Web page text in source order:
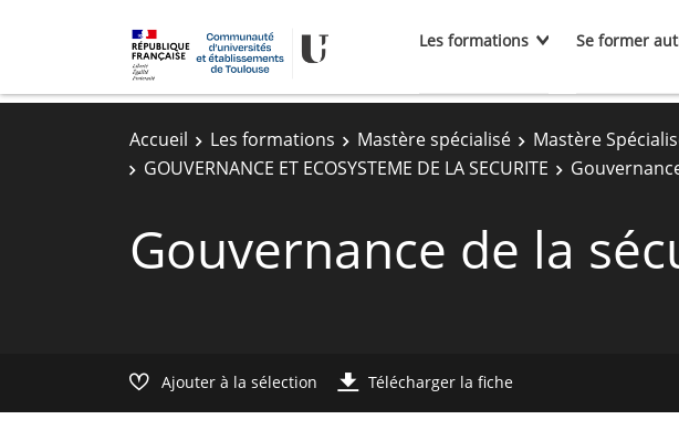
Les formations Se former
Accueil Les formations Mastère spécialisé Mastère
GOUVERNANCE ET ECOSYSTEME DE LA SECURITE
Gouvernance de la
Ajouter à la sélection Télécharger la fiche